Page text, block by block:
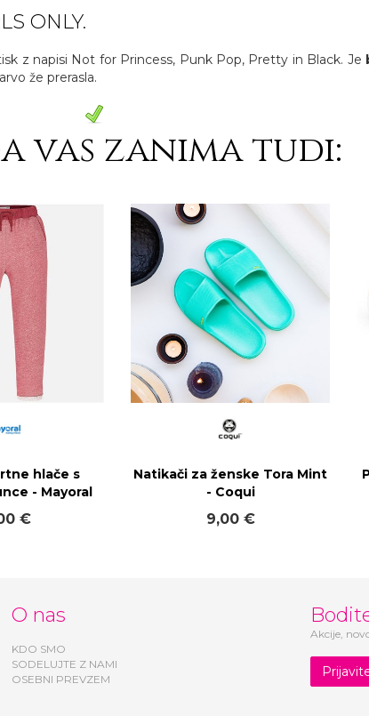
ONLY.
z napisi Not for Princess, Punk Pop, Pretty in Black. Je
že prerasla.
vas zanima tudi:
hlače s
- Mayoral
€
Natikači za ženske Tora Mint
- Coqui
9,00 €
O nas
KDO SMO
SODELUJTE Z NAMI
OSEBNI PREVZEM
Akcije,